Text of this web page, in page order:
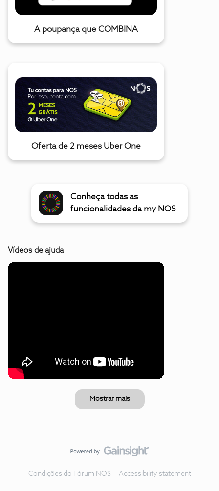
A poupança que COMBINA
Oferta de 2 meses Uber One
Conheça todas as
funcionalidades da my NOS
Vídeos de ajuda
Mostrar mais
Condições do Fórum NOS Accessibility statement